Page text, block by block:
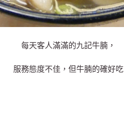
每天客人滿滿的九記牛腩，
服務態度不佳，但牛腩的確好吃